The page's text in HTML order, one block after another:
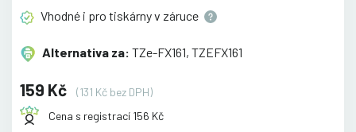
Vhodné i pro tiskárny v záruce
Alternativa za: TZe-FX161, TZEFX161
159 Kč
(131 Kč bez DPH)
Cena s registrací 156 Kč